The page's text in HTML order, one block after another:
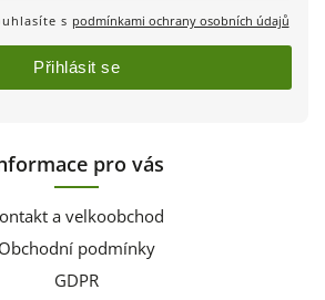
pro vás
a velkoobchod
Obchodní podmínky
GDPR
s podmínkami ochrany osobních údajů
Přihlásit se